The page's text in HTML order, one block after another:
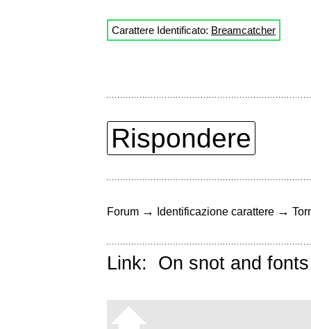
Carattere Identificato: Breamcatcher
Rispondere
Forum → Identificazione carattere →
Link: On snot and fonts